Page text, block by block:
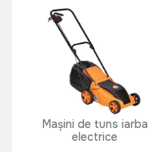
Mașini de tuns iarba
electrice